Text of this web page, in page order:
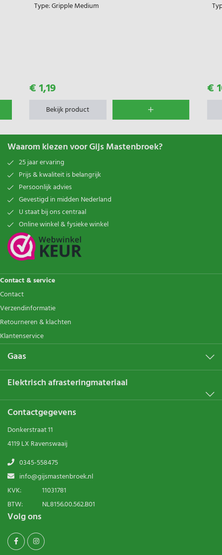
Type:Gripple Medium
€ 1,19
Bekijk product
€
Waarom kiezen voor Gijs Mastenbroek?
25 jaar ervaring
Prijs & kwaliteit is belangrijk
Persoonlijk advies
Gevestigd in midden Nederland
U staat bij ons centraal
Online winkel & fysieke winkel
Contact & service
Contact
Verzendinformatie
Retourneren & klachten
Klantenservice
Gaas
Elektrisch afrasteringmateriaal
Contactgegevens
Donkerstraat 11
4119 LX Ravenswaaij
0345-558475
info@gijsmastenbroek.nl
KVK:
11031781
BTW:
NL8156.00.562.B01
Volg ons